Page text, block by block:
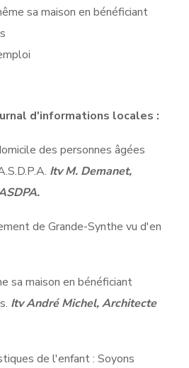
sa maison en bénéficiant
d'informations locales :
des personnes âgées
Itv M. Demanet,
de Grande-Synthe vu d'en
sa maison en bénéficiant
Itv André Michel, Architecte
de l'enfant : Soyons